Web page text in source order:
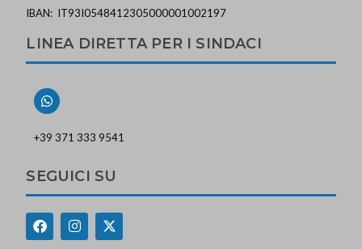
IBAN: IT93I0548412305000001002197
LINEA DIRETTA PER I SINDACI
+39 371 333 9541
SEGUICI SU